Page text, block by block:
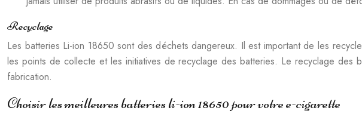
Recyclage
Les batteries Li-ion 18650 sont des déchets dangereux. Il est important de les
les points de collecte et les initiatives de recyclage des batteries. Le recyclage des
fabrication.
Choisir les meilleures batteries li-ion 18650 pour votre e-cigarette